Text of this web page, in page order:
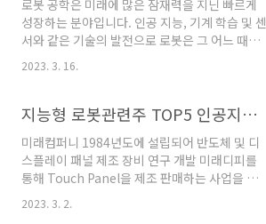
로봇 공학은 미래에 많은 잠재력을 지닌 빠르게
성장하는 분야입니다. 인공 지능, 기계 학습 및 센
서와 같은 기술의 발전으로 로봇은 그 어느 때보
다 더 유능하고 효율적입니다. 로봇은 점점 더 정
교해지고 있으며 제조, 의료, 농업, 운송 및 우주
있습니다. 이와관련 관련있는 종목을 추천하겠습
어가시길 바랍니다. 레인보우로보틱스 점점 우상
향을 그려가며 주가는 지속적인 상승세를 보이고
있습니다. 매출실적은 22년 9월 분기보고서에 따
라 작성된것이므로 참고바랍니다. 다양한 라인업
2023. 3. 16.
지능형 로봇관련주 TOP5 인공지능 AI 의료로봇
미래컴퍼니 1984년도에 설립되어 반도체 및 디
스플레이 패널 제조 장비 연구 개발 미래디피를
통해 Touch Panel을 제조 판매하는 사업을 전
개 국내 최초 자체 개발한 Edge Grinder 장비를
기반으로 국내외 Edge Grinder 시장에서 당사
2023. 3. 2.